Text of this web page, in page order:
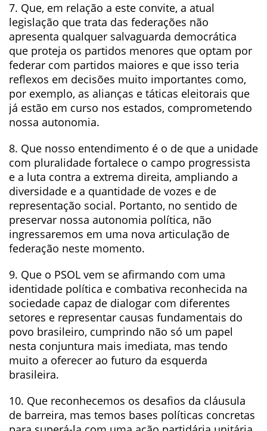
7. Que, em relação a este convite, a atual
legislação que trata das federações não
apresenta qualquer salvaguarda democrática
que proteja os partidos menores que optam por
federar com partidos maiores e que isso teria
reflexos em decisões muito importantes como,
por exemplo, as alianças e táticas eleitorais que
já estão em curso nos estados, comprometendo
nossa autonomia.
8. Que nosso entendimento é o de que a unidade
com pluralidade fortalece o campo progressista
e a luta contra a extrema direita, ampliando a
diversidade e a quantidade de vozes e de
representação social. Portanto, no sentido de
preservar nossa autonomia política, não
ingressaremos em uma nova articulação de
federação neste momento.
9. Que o PSOL vem se afirmando com uma
identidade política e combativa reconhecida na
sociedade capaz de dialogar com diferentes
setores e representar causas fundamentais do
povo brasileiro, cumprindo não só um papel
nesta conjuntura mais imediata, mas tendo
muito a oferecer ao futuro da esquerda
brasileira.
10. Que reconhecemos os desafios da cláusula
de barreira, mas temos bases políticas concretas